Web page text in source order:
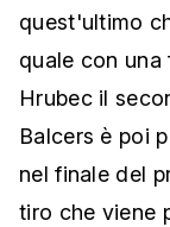
quest'ultimo
quale con una
Hrubec il
Balcers è poi
nel finale del
tiro che viene